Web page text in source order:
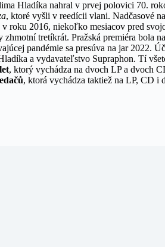
Hladíka nahral v prvej polovici 70.
, ktoré vyšli v reedícii vlani. Nadčasové
roku 2016, niekoľko mesiacov pred
tretíkrát. Pražská premiéra bola
pandémie sa presúva na jar 2022.
a vydavateľstvo Supraphon. Tí
, ktorý vychádza na dvoch LP a dvoch
, ktorá vychádza taktiež na LP, CD i